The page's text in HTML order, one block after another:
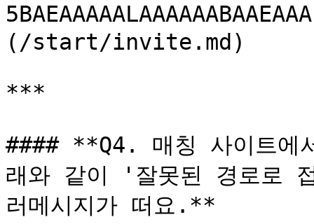
(/start/invite.md)
***
#### **Q4. 매칭 사이트에
래와 같이 '잘못된 경로로
러메시지가 떠요.**